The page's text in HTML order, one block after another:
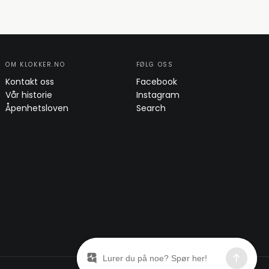
OM KLOKKER.NO
Kontakt oss
Vår historie
Åpenhetsloven
FØLG OSS
Facebook
Instagram
Search